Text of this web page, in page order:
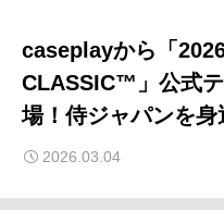
caseplayから「
CLASSIC™」公式
場！侍ジャパンを身
2026.03.04